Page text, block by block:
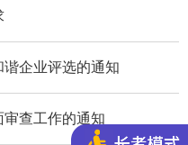
谐企业评选的通知
审查工作的通知